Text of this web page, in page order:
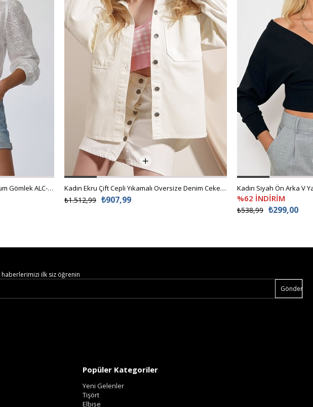
Kadın Beyaz Güpür Dokuma Premıum Gömlek ALC-X4366
Kadın Ekru Çift Cepli Yıkamalı Oversize Denim Ceket ALC-X8152
₺907,99
₺1.512,99 %62 İNDİRİM
₺299,00
₺538,99
ilk siz öğrenin
Gönder
Popüler Kategoriler
Yeni Gelenler
Tişört
Elbise